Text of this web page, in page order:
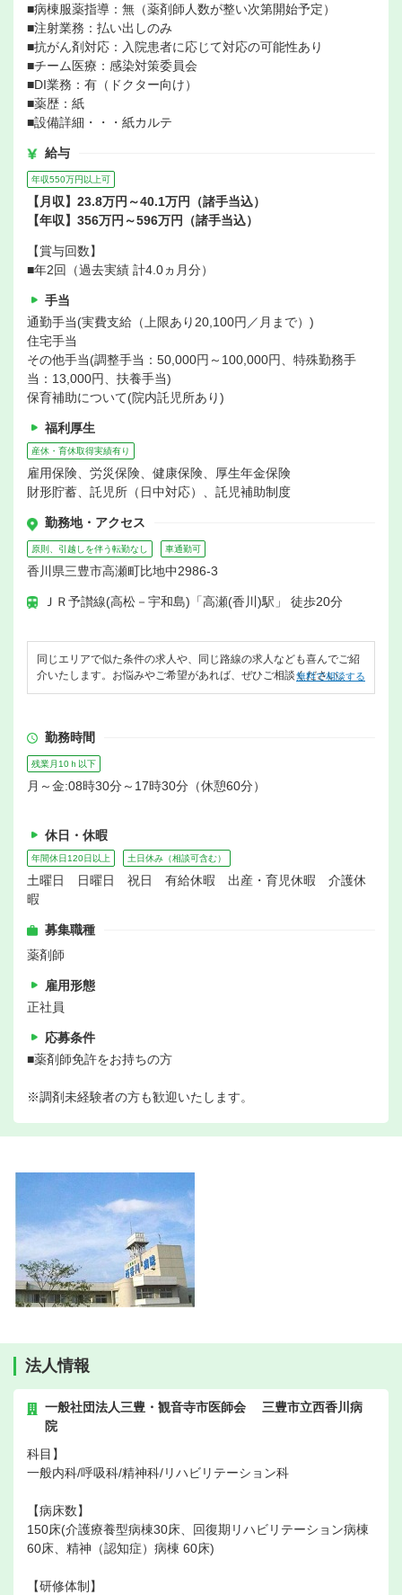
■病棟服薬指導：無（薬剤師人数が整い次第開始予定）
■注射業務：払い出しのみ
■抗がん剤対応：入院患者に応じて対応の可能性あり
■チーム医療：感染対策委員会
■DI業務：有（ドクター向け）
■薬歴：紙
■設備詳細・・・紙カルテ
給与
年収550万円以上可
【月収】23.8万円～40.1万円（諸手当込）
【年収】356万円～596万円（諸手当込）
【賞与回数】
■年2回（過去実績 計4.0ヵ月分）
手当
通勤手当(実費支給（上限あり20,100円／月まで）)
住宅手当
その他手当(調整手当：50,000円～100,000円、特殊勤務手
当：13,000円、扶養手当)
保育補助について(院内託児所あり)
福利厚生
産休・育休取得実績有り
雇用保険、労災保険、健康保険、厚生年金保険
財形貯蓄、託児所（日中対応）、託児補助制度
勤務地・アクセス
原則、引越しを伴う転勤なし 車通勤可
香川県三豊市高瀬町比地中2986‐3
ＪＲ予讃線(高松－宇和島)「高瀬(香川)駅」 徒歩20分
同じエリアで似た条件の求人や、同じ路線の求人なども喜んでご紹
介いたします。お悩みやご希望があれば、ぜひご相談ください。
無料で相談する
勤務時間
残業月10ｈ以下
月～金:08時30分～17時30分（休憩60分）
休日・休暇
年間休日120日以上 土日休み（相談可含む）
土曜日 日曜日 祝日 有給休暇 出産・育児休暇 介護休
暇
募集職種
薬剤師
雇用形態
正社員
応募条件
■薬剤師免許をお持ちの方
※調剤未経験者の方も歓迎いたします。
法人情報
一般社団法人三豊・観音寺市医師会 三豊市立西香川病
院
科目】
一般内科/呼吸科/精神科/リハビリテーション科
【病床数】
150床(介護療養型病棟30床、回復期リハビリテーション病棟
60床、精神（認知症）病棟 60床)
【研修体制】